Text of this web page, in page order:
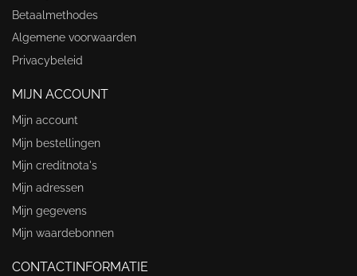
Betaalmethodes
Algemene voorwaarden
Privacybeleid
MIJN ACCOUNT
Mijn account
Mijn bestellingen
Mijn creditnota's
Mijn adressen
Mijn gegevens
Mijn waardebonnen
CONTACTINFORMATIE